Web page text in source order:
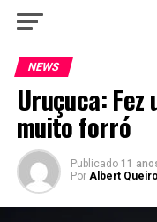
NEWS
Uruçuca: Fez
muito forró
Publicado 11
Por Albert